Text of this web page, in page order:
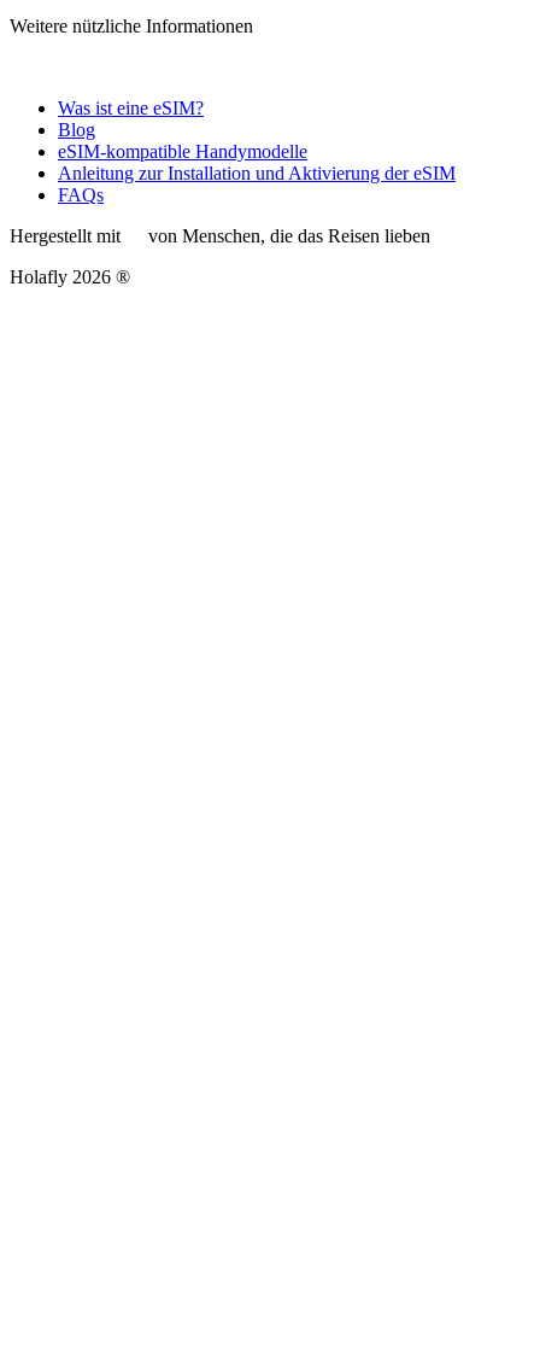
Weitere nützliche Informationen
Was ist eine eSIM?
Blog
eSIM-kompatible Handymodelle
Anleitung zur Installation und Aktivierung der eSIM
FAQs
Hergestellt mit
von Menschen, die das Reisen lieben
Holafly 2026 ®